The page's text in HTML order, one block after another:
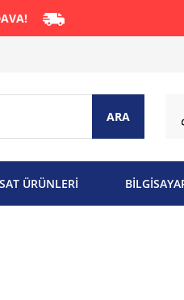
ARA
ÜRÜNLERİ